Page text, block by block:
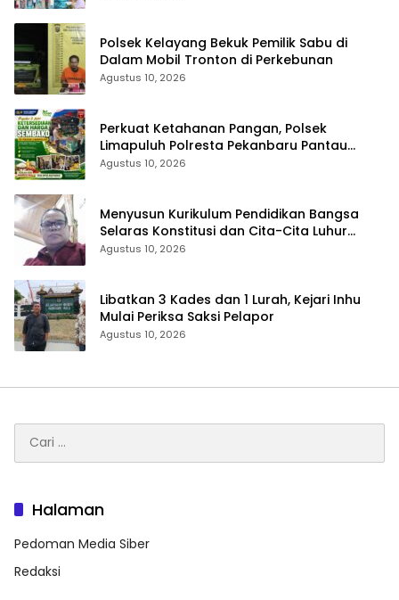
Polsek Kelayang Bekuk Pemilik Sabu di
Dalam Mobil Tronton di Perkebunan
Agustus 10, 2026
Perkuat Ketahanan Pangan, Polsek
Limapuluh Polresta Pekanbaru Pantau
Harga Sembako di Pasar
Agustus 10, 2026
Menyusun Kurikulum Pendidikan Bangsa
Selaras Konstitusi dan Cita-Cita Luhur
Bangsa
Agustus 10, 2026
Libatkan 3 Kades dan 1 Lurah, Kejari Inhu
Mulai Periksa Saksi Pelapor
Agustus 10, 2026
untuk:
Halaman
Pedoman Media Siber
Redaksi